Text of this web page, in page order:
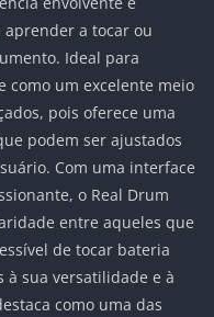
a tocar ou
Ideal para
como um excelente meio
pois oferece uma
podem ser ajustados
Com uma interface
o Real Drum
entre aqueles que
de tocar bateria
à sua versatilidade e à
como uma das